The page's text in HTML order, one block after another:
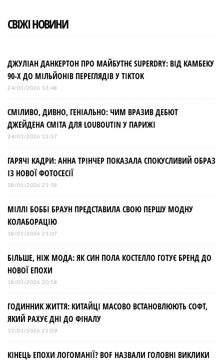
СВІЖІ НОВИНИ
ДЖУЛІАН ДАНКЕРТОН ПРО МАЙБУТНЄ SUPERDRY: ВІД КАМБЕКУ
90-Х ДО МІЛЬЙОНІВ ПЕРЕГЛЯДІВ У TIKTOK
24/01/2026 13:48
СМІЛИВО, ДИВНО, ГЕНІАЛЬНО: ЧИМ ВРАЗИВ ДЕБЮТ
ДЖЕЙДЕНА СМІТА ДЛЯ LOUBOUTIN У ПАРИЖІ
24/01/2026 13:37
ГАРЯЧІ КАДРИ: АННА ТРІНЧЕР ПОКАЗАЛА СПОКУСЛИВИЙ ОБРАЗ
ІЗ НОВОЇ ФОТОСЕСІЇ
18/01/2026 21:18
МІЛЛІ БОББІ БРАУН ПРЕДСТАВИЛА СВОЮ ПЕРШУ МОДНУ
КОЛАБОРАЦІЮ
18/01/2026 21:07
БІЛЬШЕ, НІЖ МОДА: ЯК СИН ПОЛА КОСТЕЛЛО ГОТУЄ БРЕНД ДО
НОВОЇ ЕПОХИ
18/01/2026 20:58
ГОДИННИК ЖИТТЯ: КИТАЙЦІ МАСОВО ВСТАНОВЛЮЮТЬ СОФТ,
ЯКИЙ РАХУЄ ДНІ ДО ФІНАЛУ
13/01/2026 22:09
КІНЕЦЬ ЕПОХИ ЛОГОМАНІЇ? BOF НАЗВАЛИ ГОЛОВНІ ВИКЛИКИ